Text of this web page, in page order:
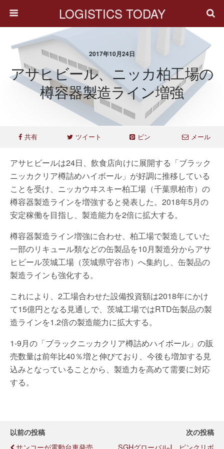
LOGISTICS TODAY
2017年10月24日
アサヒビール、ニッカ柏工場の
樽容器製造ライン増強
共有 ツイート ピン メール
アサヒビールは24日、飲食店向けに展開する「ブラック
ニッカクリア樽詰めハイボール」が好調に推移している
ことを受け、ニッカウヰスキー柏工場（千葉県柏市）の
樽容器製造ラインを増強すると発表した。2018年5月の
安定稼働を目指し、製造能力を2倍に拡大する。
樽容器製造ライン増強に合わせ、柏工場で製造していた
一部のリキュール類などの缶製品を10月製造分からアサ
ヒビール茨城工場（茨城県守谷市）へ集約し、缶製品の
製造ラインも強化する。
これにより、2工場合わせた設備投資額は2018年にかけ
て15億円となる見通しで、茨城工場ではRTD缶製品の製
造ラインを1.2倍の製造能力に拡大する。
1-9月の「ブラックニッカクリア樽詰めハイボール」の販
売数量は前年比40％増と伸びており、今後も増加する見
込みとなっていることから、製造力を高めて需要に対応
する。
以前の投稿
サンコーが電動台車発売、
次の投稿
SGHグローバルJ、ピンクリボ